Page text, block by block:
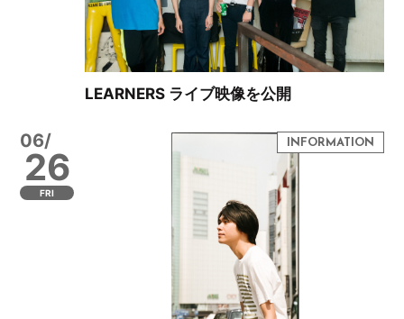
LEARNERS ライブ映像を公開
06/
26
FRI